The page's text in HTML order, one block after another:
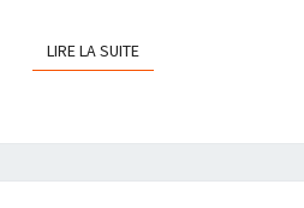
LIRE LA SUITELIRE LA SUITE